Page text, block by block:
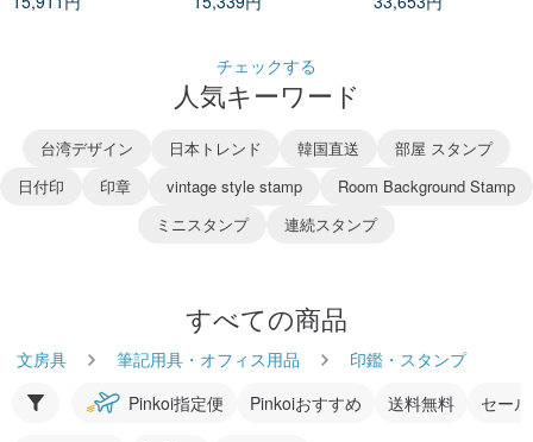
*皮付き
チェックする
人気キーワード
台湾デザイン 日本トレンド 韓国直送
部屋 スタンプ
日付印
印章 vintage style stamp
Room Background Stamp
ミニスタンプ
連続スタンプ
すべての商品
文房具 筆記用具・オフィス用品
印鑑・スタンプ
Pinkoi指定便
Pinkoiおすすめ 送料無料 セー